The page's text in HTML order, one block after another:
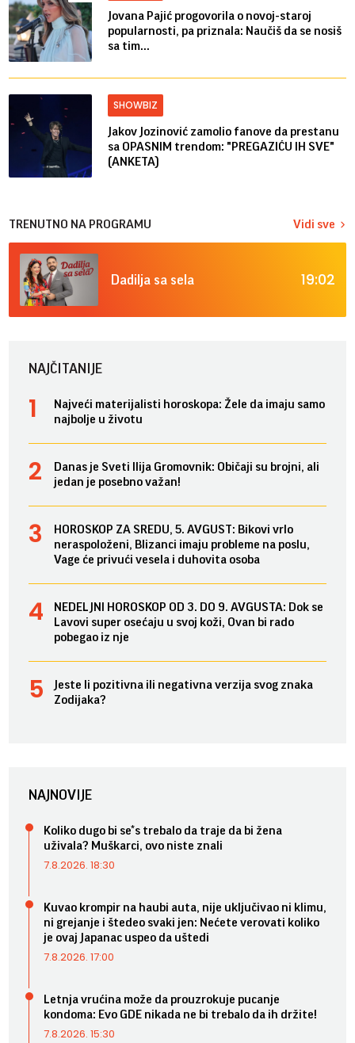
Jovana Pajić progovorila o novoj-staroj
popularnosti, pa priznala: Naučiš da se nosiš
sa tim...
SHOWBIZ
Jakov Jozinović zamolio fanove da prestanu
sa OPASNIM trendom: "PREGAZIĆU IH SVE"
(ANKETA)
TRENUTNO NA PROGRAMU Vidi sve
Dadilja sa sela 19:02
NAJČITANIJE
Najveći materijalisti horoskopa: Žele da imaju samo
najbolje u životu
Danas je Sveti Ilija Gromovnik: Običaji su brojni, ali
jedan je posebno važan!
HOROSKOP ZA SREDU, 5. AVGUST: Bikovi vrlo
neraspoloženi, Blizanci imaju probleme na poslu,
Vage će privući vesela i duhovita osoba
NEDELJNI HOROSKOP OD 3. DO 9. AVGUSTA: Dok se
Lavovi super osećaju u svoj koži, Ovan bi rado
pobegao iz nje
Jeste li pozitivna ili negativna verzija svog znaka
Zodijaka?
NAJNOVIJE
Koliko dugo bi se*s trebalo da traje da bi žena
uživala? Muškarci, ovo niste znali
7.8.2026. 18:30
Kuvao krompir na haubi auta, nije uključivao ni klimu,
ni grejanje i štedeo svaki jen: Nećete verovati koliko
je ovaj Japanac uspeo da uštedi
7.8.2026. 17:00
Letnja vrućina može da prouzrokuje pucanje
kondoma: Evo GDE nikada ne bi trebalo da ih držite!
7.8.2026. 15:30